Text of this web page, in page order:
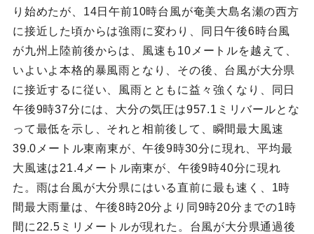
り始めたが、14日午前10時台風が奄美大島名瀬の西方
に接近した頃からは強雨に変わり、同日午後6時台風
が九州上陸前後からは、風速も10メートルを越えて、
いよいよ本格的暴風雨となり、その後、台風が大分県
に接近するに従い、風雨とともに益々強くなり、同日
午後9時37分には、大分の気圧は957.1ミリバールとな
って最低を示し、それと相前後して、瞬間最大風速
39.0メートル東南東が、午後9時30分に現れ、平均最
大風速は21.4メートル南東が、午後9時40分に現れ
た。雨は台風が大分県にはいる直前に最も速く、1時
間最大雨量は、午後8時20分より同9時20分までの1時
間に22.5ミリメートルが現れた。台風が大分県通過後